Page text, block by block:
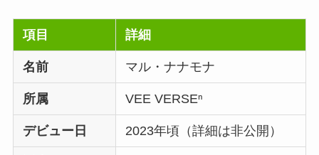
項目 詳細
名前 マル・ナナモナ
所属 VEE VERSEⁿ
デビュー日 2023年頃（詳細は非公開）